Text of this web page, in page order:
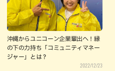
沖縄からユニコーン企業輩出へ！縁
の下の力持ち「コミュニティマネー
ジャー」とは？
2022/12/23